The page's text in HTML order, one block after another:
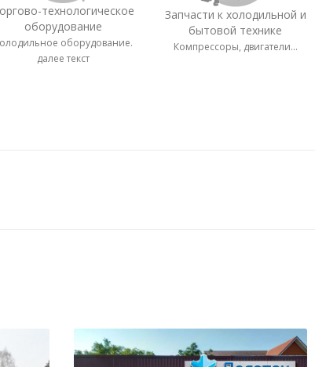
технологическое
оборудование
оборудование.
далее текст
Запчасти к холодильной и
бытовой технике
Компрессоры, двигатели...